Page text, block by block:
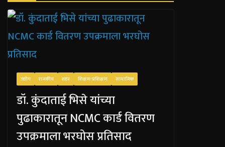
उद्योग राजकीय शहर शिक्षण-प्रशिक्षण सामाजिक
डॉ. कुंदाताई भिसे यांच्या
पुढाकारातून NCMC कार्ड वितरण
उपक्रमाला भरघोस प्रतिसाद